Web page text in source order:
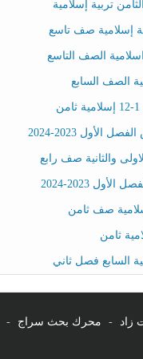
تربية إسلامية
إسلامية صف تاسع
الصف السابع
2023-2024
والثانية صف رابع
2023-2024
صف ثامن
ثامن
السابع فصل ثاني
زاد - محرك بحث سراج -